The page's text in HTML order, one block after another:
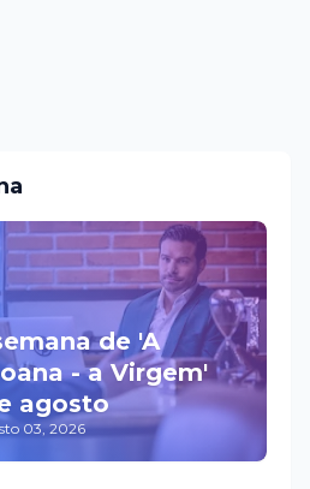
de 'A
- a Virgem'
agosto
03, 2026